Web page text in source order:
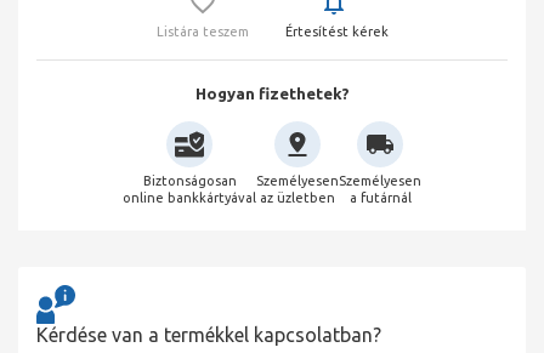
Listára teszem Értesítést kérek
Hogyan fizethetek?
Biztonságosan
online bankkártyával
Személyesen
az üzletben
Személyesen
a futárnál
Kérdése van a termékkel kapcsolatban?